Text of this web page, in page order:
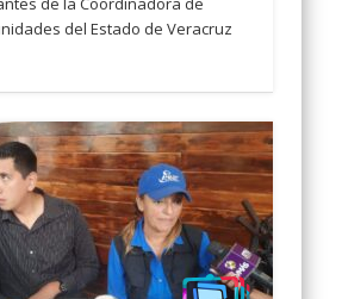
del Estado de Veracruz